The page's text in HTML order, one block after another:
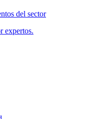
del sector
expertos.